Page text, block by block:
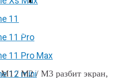
11
11 Pro
11 Pro Max
12 mini
MacBook Air M1 /
/ M2 / M3 разбит экран,